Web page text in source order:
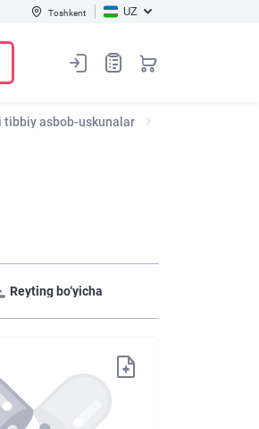
Toshkent UZ
tibbiy asbob-uskunalar